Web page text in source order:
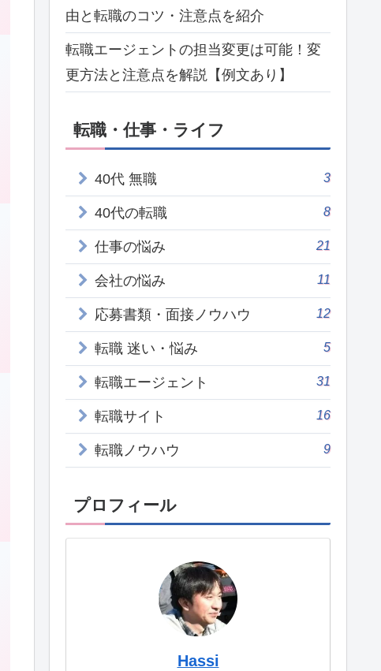
由と転職のコツ・注意点を紹介
転職エージェントの担当変更は可能！変
更方法と注意点を解説【例文あり】
転職・仕事・ライフ
40代 無職 3
40代の転職 8
仕事の悩み 21
会社の悩み 11
応募書類・面接ノウハウ 12
転職 迷い・悩み 5
転職エージェント 31
転職サイト 16
転職ノウハウ 9
プロフィール
Hassi